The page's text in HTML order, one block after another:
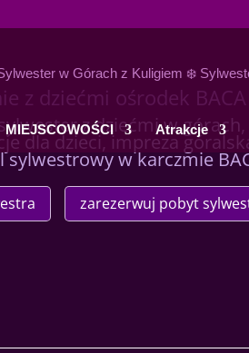
MIEJSCOWOŚCI Atrakcje
z dziećmi ośrodek
z dziećmi w
dla dzieci, impreza
sylwestrowy w karczmie
zarezerwuj pobyt